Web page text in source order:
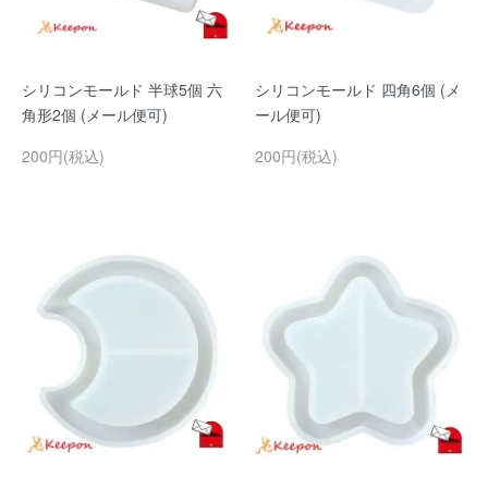
シリコンモールド 半球5個 六
角形2個 (メール便可)
200円(税込)
シリコンモールド 四角6個 (メ
ール便可)
200円(税込)